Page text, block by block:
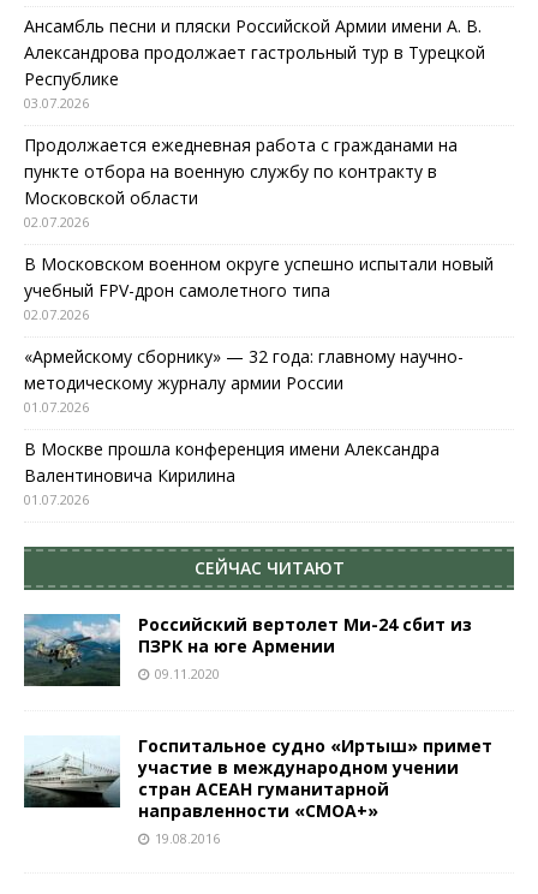
Ансамбль песни и пляски Российской Армии имени А. В.
Александрова продолжает гастрольный тур в Турецкой
Республике
03.07.2026
Продолжается ежедневная работа с гражданами на
пункте отбора на военную службу по контракту в
Московской области
02.07.2026
В Московском военном округе успешно испытали новый
учебный FPV-дрон самолетного типа
02.07.2026
«Армейскому сборнику» — 32 года: главному научно-
методическому журналу армии России
01.07.2026
В Москве прошла конференция имени Александра
Валентиновича Кирилина
01.07.2026
СЕЙЧАС ЧИТАЮТ
Российский вертолет Ми-24 сбит из
ПЗРК на юге Армении
09.11.2020
Госпитальное судно «Иртыш» примет
участие в международном учении
стран АСЕАН гуманитарной
направленности «СМОА+»
19.08.2016